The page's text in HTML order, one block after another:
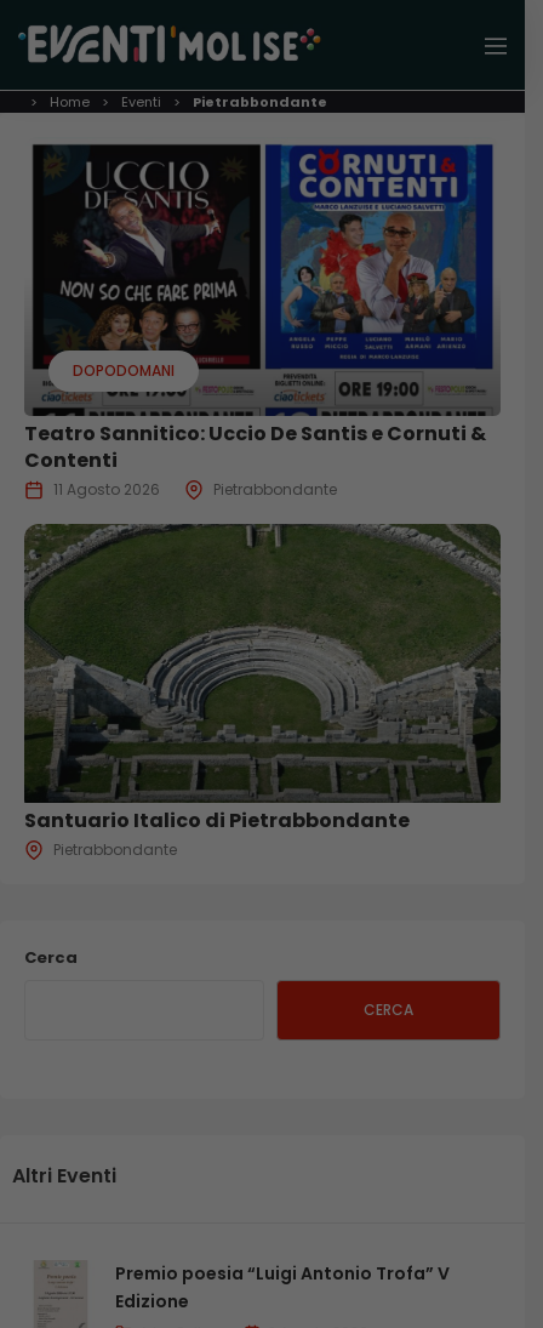
Home Eventi Pietrabbondante
DOPODOMANI
Teatro Sannitico: Uccio De Santis e Cornuti &
Contenti
11 Agosto 2026 Pietrabbondante
Santuario Italico di Pietrabbondante
Pietrabbondante
Cerca
CERCA
Altri Eventi
Premio poesia “Luigi Antonio Trofa” V
Edizione